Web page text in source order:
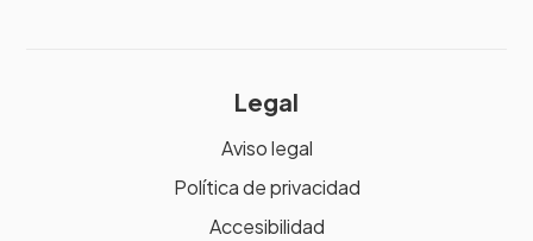
Legal
Aviso legal
Política de privacidad
Accesibilidad